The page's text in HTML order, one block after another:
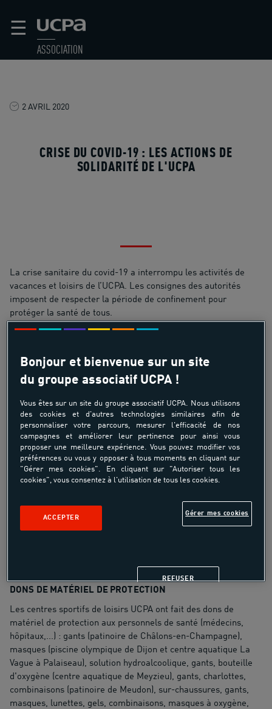
☰
ASSOCIATION
2 AVRIL 2020
CRISE DU COVID-19 : LES ACTIONS DE
SOLIDARITÉ DE L'UCPA
La crise sanitaire du covid-19 a interrompu les activités de
vacances et loisirs de l’UCPA. Les consignes des autorités
imposent de respecter la période de confinement pour
protéger la santé de tous.
Chacun se sent solidaire de ceux qui luttent contre la maladie.
formes. Plusieurs actions bénéficient de dons effectués en
soutien par des clients des centres sportifs de vacances ou des
Partager
DONS DE MATÉRIEL DE PROTECTION
Les centres sportifs de loisirs UCPA ont fait des dons de
matériel de protection aux personnels de santé (médecins,
hôpitaux,...) : gants (patinoire de Châlons-en-Champagne),
masques (piscine olympique de Dijon et centre aquatique La
Vague à Palaiseau), solution hydroalcoolique, gants, bouteille
d'oxygène (centre aquatique de Meyzieu), gants, charlottes,
combinaisons (patinoire de Meudon), sur-chaussures, gants,
masques, lunettes, gels, combinaisons, masques à oxygène,
Bonjour et bienvenue sur un site
du groupe associatif UCPA !
Vous êtes sur un site du groupe associatif UCPA. Nous utilisons
des cookies et d'autres technologies similaires afin de
personnaliser votre parcours, mesurer l'efficacité de nos
campagnes et améliorer leur pertinence pour ainsi vous
proposer une meilleure expérience. Vous pouvez modifier vos
préférences ou vous y opposer à tous moments en cliquant sur
"Gérer mes cookies". En cliquant sur "Autoriser tous les
cookies", vous consentez à l'utilisation de tous les cookies.
Gérer mes cookies
REFUSER
ACCEPTER